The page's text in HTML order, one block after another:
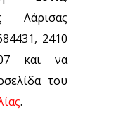
Λάρισας
2410
και να
του
.